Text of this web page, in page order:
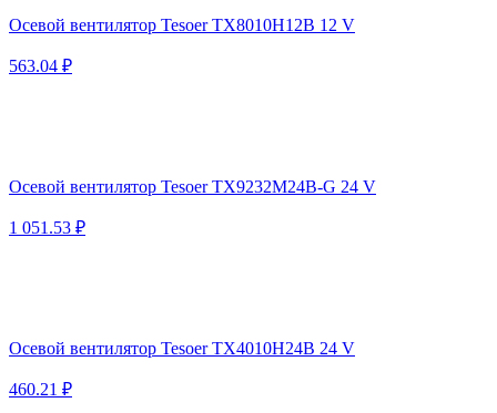
Осевой вентилятор Tesoer TX8010H12B 12 V
563.04 ₽
Осевой вентилятор Tesoer TX9232M24B-G 24 V
1 051.53 ₽
Осевой вентилятор Tesoer TX4010H24B 24 V
460.21 ₽